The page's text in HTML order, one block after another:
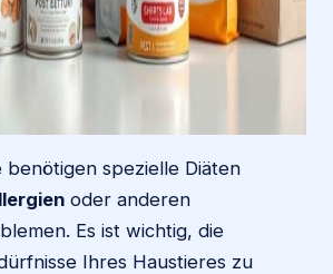
benötigen spezielle Diäten
oder anderen
Es ist wichtig, die
Ihres Haustieres zu